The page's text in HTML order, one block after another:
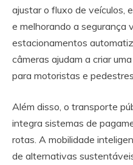
ajustar o fluxo de veículos,
e melhorando a segurança
estacionamentos
câmeras ajudam a criar
para motoristas e pedestres.
Além disso, o transporte
integra sistemas de
rotas. A mobilidade
de alternativas